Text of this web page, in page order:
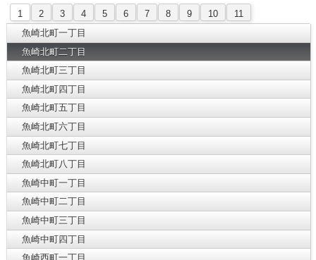
1 2 3 4 5 6 7 8 9 10
11
魚崎北町一丁目
魚崎北町二丁目
魚崎北町三丁目
魚崎北町四丁目
魚崎北町五丁目
魚崎北町六丁目
魚崎北町七丁目
魚崎北町八丁目
魚崎中町一丁目
魚崎中町二丁目
魚崎中町三丁目
魚崎中町四丁目
魚崎西町一丁目